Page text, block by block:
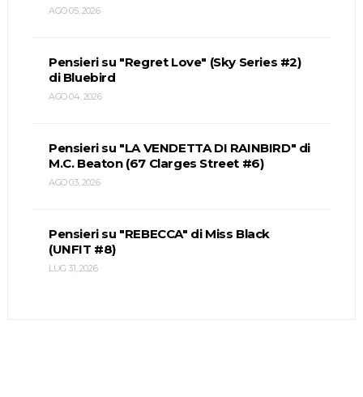
AGO 05, 2026
Pensieri su "Regret Love" (Sky Series #2)
di Bluebird
AGO 04, 2026
Pensieri su "LA VENDETTA DI RAINBIRD" di
M.C. Beaton (67 Clarges Street #6)
AGO 03, 2026
Pensieri su "REBECCA" di Miss Black
(UNFIT #8)
LUG 31, 2026